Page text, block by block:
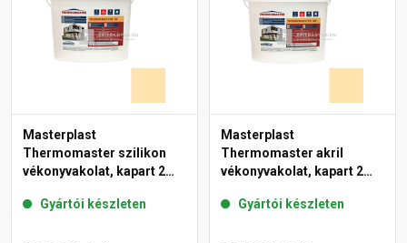
Masterplast
Thermomaster szilikon
vékonyvakolat, kapart 2
Gyártói készleten
Masterplast
Thermomaster akril
vékonyvakolat, kapart 2
Gyártói készleten